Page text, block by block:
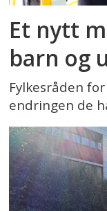
Et nytt
barn og
Fylkesråden
endringen de